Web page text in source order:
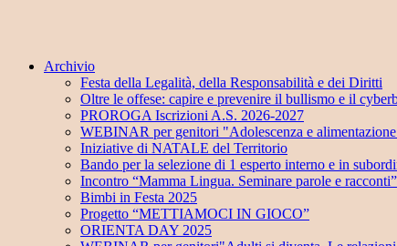
Archivio
Festa della Legalità, della Responsabilità e dei Diritti
Oltre le offese: capire e prevenire il bullismo e il
PROROGA Iscrizioni A.S. 2026-2027
WEBINAR per genitori "Adolescenza e
Iniziative di NATALE del Territorio
Bando per la selezione di 1 esperto interno e in
Incontro “Mamma Lingua. Seminare parole e racconti”
Bimbi in Festa 2025
Progetto “METTIAMOCI IN GIOCO”
ORIENTA DAY 2025